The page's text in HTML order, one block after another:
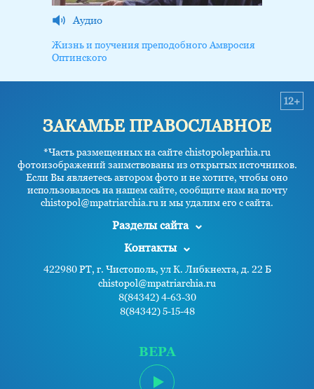
Аудио
Жизнь и поучения преподобного Амвросия
Оптинского
ЗАКАМЬЕ ПРАВОСЛАВНОЕ
*Часть размещенных на сайте chistopoleparhia.ru
фотоизображений заимствованы из открытых источников.
Если Вы являетесь автором фото и не хотите, чтобы оно
использовалось на нашем сайте, сообщите нам на почту
chistopol@mpatriarchia.ru и мы удалим его с сайта.
12+
Разделы сайта
Контакты
422980 РТ, г. Чистополь, ул К. Либкнехта, д. 22 Б
chistopol@mpatriarchia.ru
8(84342) 4-63-30
8(84342) 5-15-48
ВЕРА